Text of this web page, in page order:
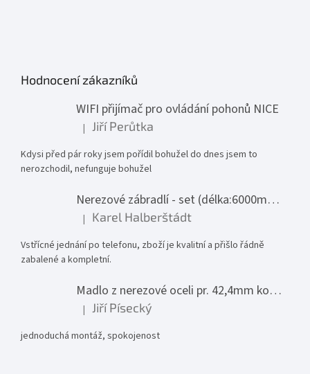
Hodnocení zákazníků
WIFI přijímač pro ovládání pohonů NICE
Hodnocení produktu je 1 z 5 hvězdiček.
| Jiří Perůtka
Kdysi před pár roky jsem pořídil bohužel do dnes jsem to
nerozchodil, nefunguje bohužel
Nerezové zábradlí - set (délka:6000mm x výška:1000mm)
Hodnocení produktu je 5 z 5 hvězdiček.
| Karel Halberštádt
Vstřícné jednání po telefonu, zboží je kvalitní a přišlo řádně
zabalené a kompletní.
Madlo z nerezové oceli pr. 42,4mm komplet - model 0116 - 3000mm
Hodnocení produktu je 5 z 5 hvězdiček.
| Jiří Písecký
jednoduchá montáž, spokojenost